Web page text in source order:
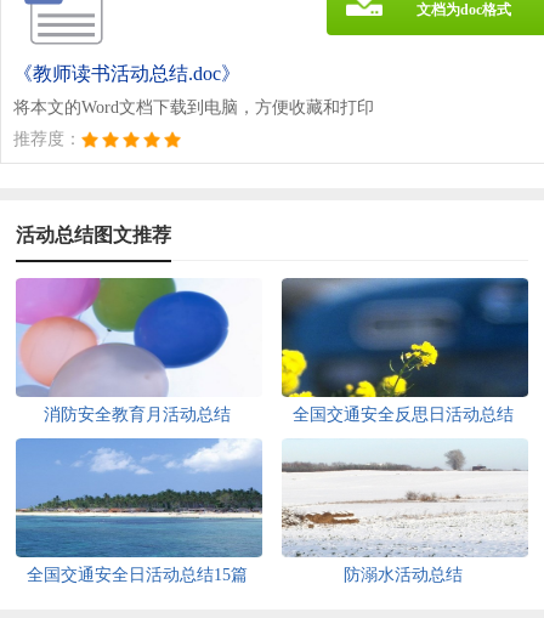
《教师读书活动总结.doc》
将本文的Word文档下载到电脑，方便收藏和打印
推荐度：
文档为doc格式
活动总结图文推荐
消防安全教育月活动总结 全国交通安全反思日活动总结
全国交通安全日活动总结15篇 防溺水活动总结